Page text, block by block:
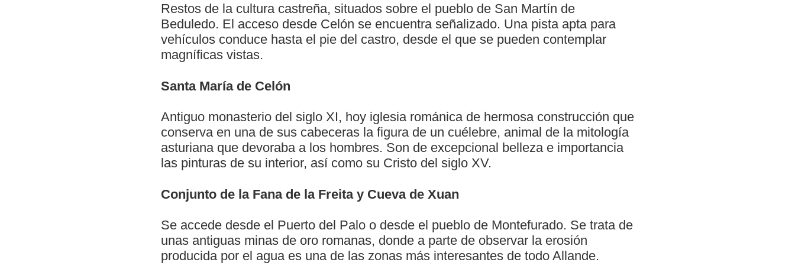
Restos de la cultura castreña, situados sobre el pueblo de San Martín de
Beduledo. El acceso desde Celón se encuentra señalizado. Una pista apta para
vehículos conduce hasta el pie del castro, desde el que se pueden contemplar
magníficas vistas.
Santa María de Celón
Antiguo monasterio del siglo XI, hoy iglesia románica de hermosa construcción que
conserva en una de sus cabeceras la figura de un cuélebre, animal de la mitología
asturiana que devoraba a los hombres. Son de excepcional belleza e importancia
las pinturas de su interior, así como su Cristo del siglo XV.
Conjunto de la Fana de la Freita y Cueva de Xuan
Se accede desde el Puerto del Palo o desde el pueblo de Montefurado. Se trata de
unas antiguas minas de oro romanas, donde a parte de observar la erosión
producida por el agua es una de las zonas más interesantes de todo Allande.